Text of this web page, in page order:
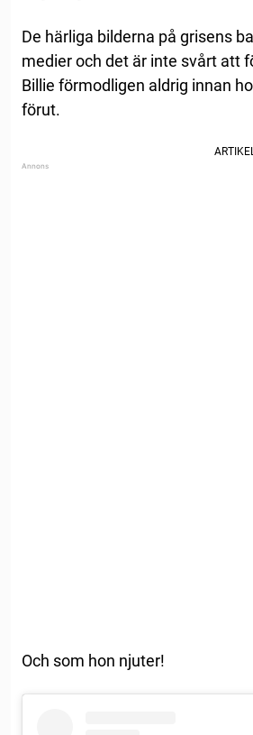
De härliga bilderna på grisens
medier och det är inte svårt att
Billie förmodligen aldrig innan
förut.
Och som hon njuter!